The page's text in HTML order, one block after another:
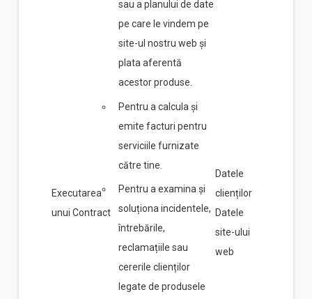
Executarea
unui Contract
sau a planului de date
pe care le vindem pe
site-ul nostru web și
plata aferentă
acestor produse.
Pentru a calcula și
emite facturi pentru
serviciile furnizate
către tine.
Pentru a examina și
soluționa incidentele,
întrebările,
reclamațiile sau
cererile clienților
legate de produsele
Datele
clienților
Datele
site-ului
web